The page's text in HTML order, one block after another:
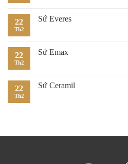
22
Th2
Sứ Everes
22
Th2
Sứ Emax
22
Th2
Sứ Ceramil